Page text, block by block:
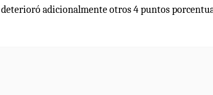
adicionalmente otros 4 puntos